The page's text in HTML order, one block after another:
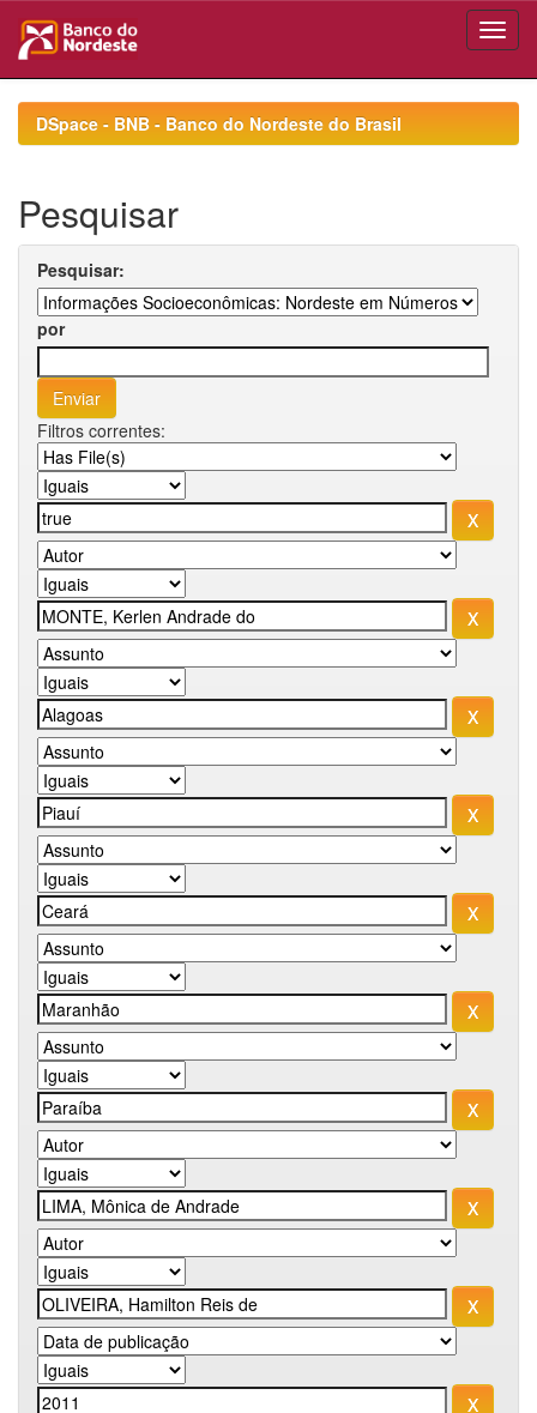
navigationDSpace - BNB - Banco do Nordeste do Brasil
Pesquisar
Pesquisar:
por
Filtros correntes: